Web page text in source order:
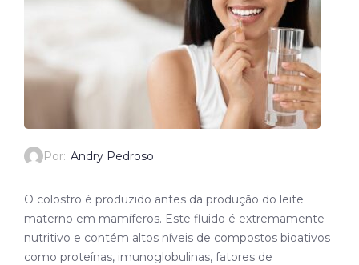
Por: Andry Pedroso
O colostro é produzido antes da produção do leite
materno em mamíferos. Este fluido é extremamente
nutritivo e contém altos níveis de compostos bioativos
como proteínas, imunoglobulinas, fatores de